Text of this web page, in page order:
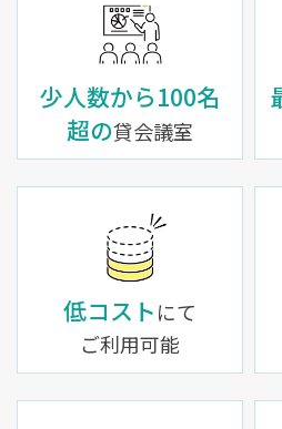
少人数から100名
超の貸会議室
低コストにて
ご利用可能